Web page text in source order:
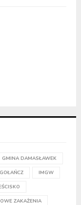
GMINA DAMASŁAWEK
GOŁAŃCZ IMGW
ZAKAŻENIA